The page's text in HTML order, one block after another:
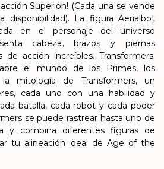
Superion! (Cada una se vende
disponibilidad). La figura Aerialbot
en el personaje del universo
cabeza, brazos y piernas
de acción increíbles. Transformers:
el mundo de los Primes, los
mitología de Transformers, un
cada uno con una habilidad y
batalla, cada robot y cada poder
se puede rastrear hasta uno de
y combina diferentes figuras de
tu alineación ideal de Age of the